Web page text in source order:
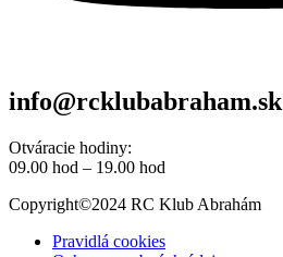
info@rcklubabraham.sk
Otváracie hodiny:
09.00 hod – 19.00 hod
Copyright©2024 RC Klub Abrahám
Pravidlá cookies